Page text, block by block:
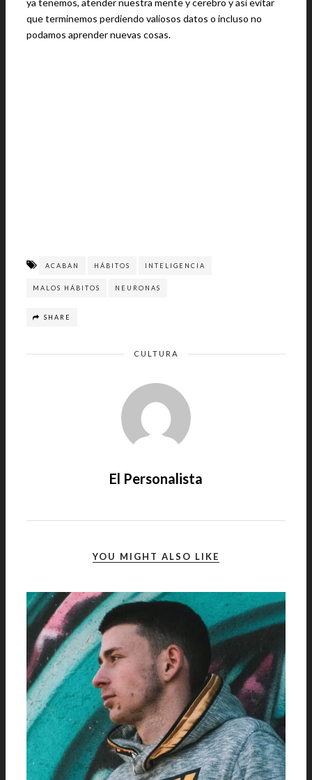
ya tenemos, atender nuestra mente y cerebro y así evitar
que terminemos perdiendo valiosos datos o incluso no
podamos aprender nuevas cosas.
ACABAN HÁBITOS INTELIGENCIA
MALOS HÁBITOS NEURONAS
SHARE
CULTURA
El Personalista
YOU MIGHT ALSO LIKE